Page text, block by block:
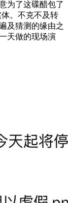
为了这碟醋包了
。不克不及转
及猜测的缘由之
天做的现场演